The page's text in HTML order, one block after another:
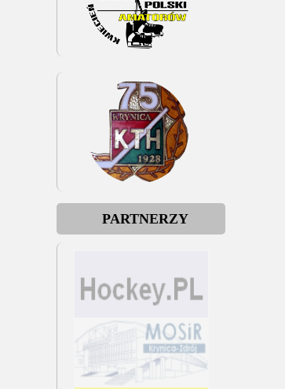
PARTNERZY